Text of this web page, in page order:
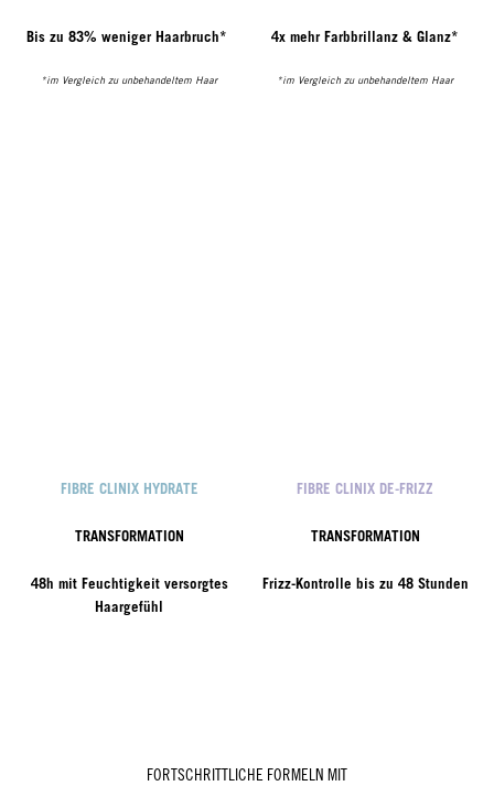
Bis zu 83% weniger Haarbruch*
*im Vergleich zu unbehandeltem Haar
4x mehr Farbbrillanz & Glanz*
*im Vergleich zu unbehandeltem Haar
FIBRE CLINIX HYDRATE
TRANSFORMATION
48h mit Feuchtigkeit versorgtes
Haargefühl
FIBRE CLINIX DE-FRIZZ
TRANSFORMATION
Frizz-Kontrolle bis zu 48 Stunden
FORTSCHRITTLICHE FORMELN MIT